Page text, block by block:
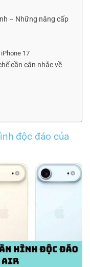
– Những nâng cấp
17
cần cân nhắc về
độc đáo của